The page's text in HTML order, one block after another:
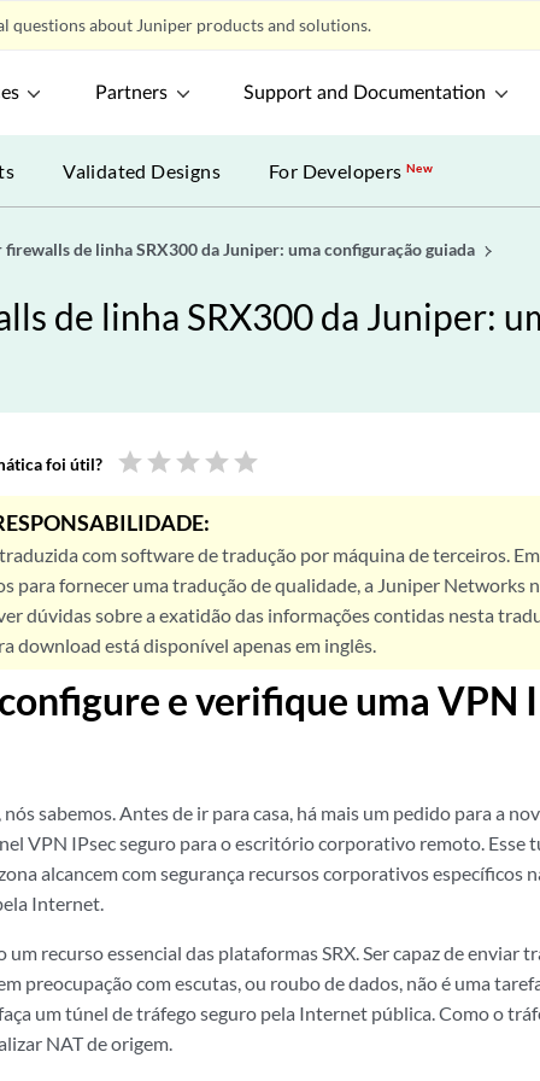
questions about Juniper products and solutions.
Partners Support and Documentation
Validated Designs For DevelopersNew
de linha SRX300 da Juniper: uma configuração guiada
de linha SRX300 da Juniper:
foi útil? star star star star star
com software de tradução por máquina de terceiros.
para fornecer uma tradução de qualidade, a Juniper Networks
dúvidas sobre a exatidão das informações contidas nesta
download está disponível apenas em inglês.
e verifique uma VPN
sabemos. Antes de ir para casa, há mais um pedido para a
VPN IPsec seguro para o escritório corporativo remoto. Esse
alcancem com segurança recursos corporativos específicos
Internet.
um recurso essencial das plataformas SRX. Ser capaz de enviar
preocupação com escutas, ou roubo de dados, não é uma
um túnel de tráfego seguro pela Internet pública. Como o
NAT de origem.